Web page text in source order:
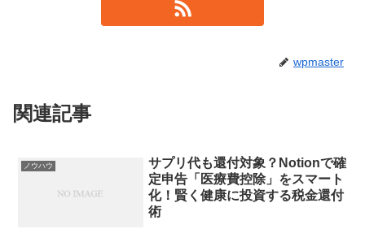
wpmaster
関連記事
ノウハウ
サプリ代も還付対象？Notionで確
定申告「医療費控除」をスマート
化！賢く健康に投資する税金還付
術